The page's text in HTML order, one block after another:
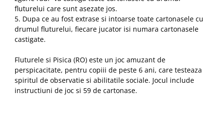
fluturelui care sunt asezate jos.
5. Dupa ce au fost extrase si intoarse toate cartonasele cu
drumul fluturelui, fiecare jucator isi numara cartonasele
castigate.
Fluturele si Pisica (RO) este un joc amuzant de
perspicacitate, pentru copiii de peste 6 ani, care testeaza
spiritul de observatie si abilitatile sociale. Jocul include
instructiuni de joc si 59 de cartonase.